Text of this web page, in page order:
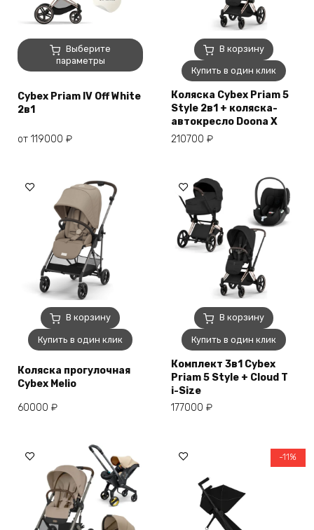
Выберите
параметры
Этот
товар
имеет
несколько
странице
товара.
Cybex Priam IV Off White
2в1
от 119000 ₽
В корзину
Купить в один клик
Коляска Cybex Priam 5
Style 2в1 + коляска-
автокресло Doona X
210700 ₽
В корзину
Купить в один клик
Коляска прогулочная
Cybex Melio
60000 ₽
В корзину
Купить в один клик
Комплект 3в1 Cybex
Priam 5 Style + Cloud T
i-Size
177000 ₽
-11%